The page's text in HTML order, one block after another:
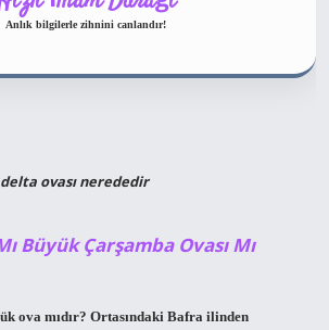
Anlık bilgilerle zihnini canlandır!
ovası nerededir
Büyük Çarşamba Ovası Mı
ova mıdır? Ortasındaki Bafra ilinden